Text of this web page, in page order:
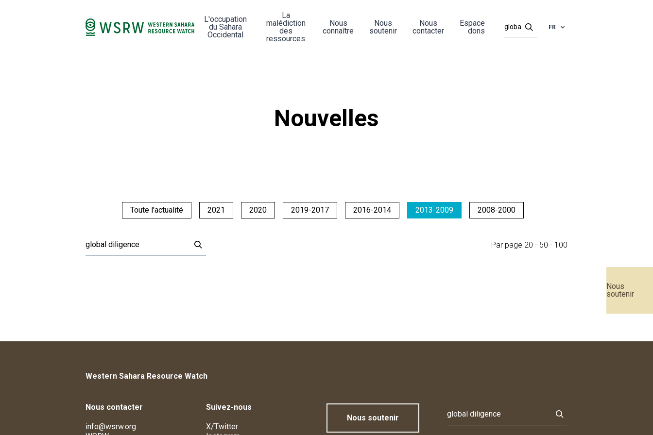
Nous
soutenir
L'occupation
du Sahara
Occidental
La
malédiction
des
ressources
Nous
connaître
Nous
soutenir
Nous
contacter
Espace
dons
FR
Nouvelles
Toute l'actualité 2021 2020 2019-2017 2016-2014 2013-2009 2008-2000
Par page 20 - 50 - 100
Western Sahara Resource Watch
Nous contacter
info@wsrw.org
Suivez-nous
X/Twitter
Nous soutenir